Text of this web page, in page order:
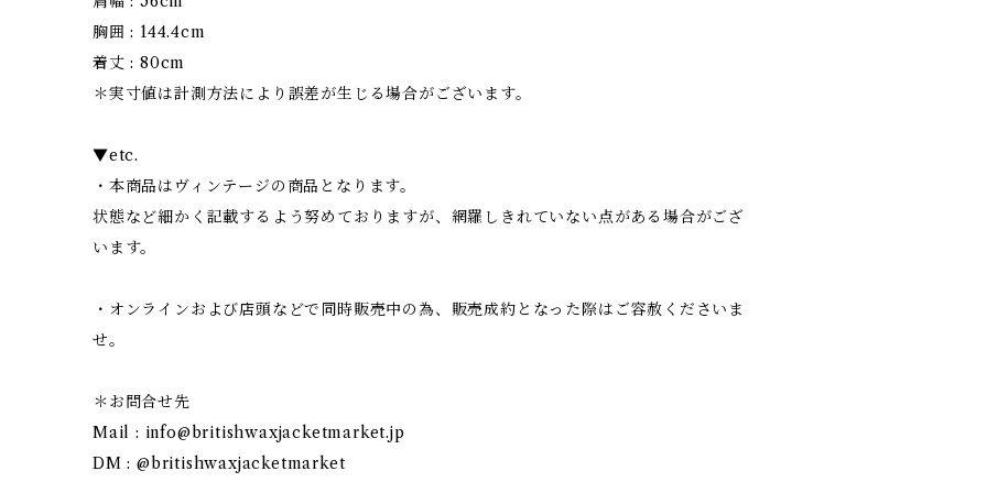
胸囲 : 144.4cm
着丈 : 80cm
＊実寸値は計測方法により誤差が生じる場合がございます。
▼etc.
・本商品はヴィンテージの商品となります。
状態など細かく記載するよう努めておりますが、網羅しきれていない点がある場合がござ
います。
・オンラインおよび店頭などで同時販売中の為、販売成約となった際はご容赦くださいま
せ。
＊お問合せ先
Mail : info@britishwaxjacketmarket.jp
DM : @britishwaxjacketmarket